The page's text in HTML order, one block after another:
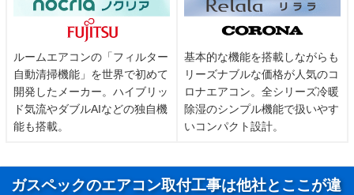
ルームエアコンの「フィルター
自動清掃機能」を世界で初めて
開発したメーカー。ハイブリッ
ド気流やダブルAIなどの独自機
能も搭載。
基本的な機能を搭載しながらも
リーズナブルな価格が人気のコ
ロナエアコン。全シリーズ冷暖
除湿のシンプル機能で扱いやす
いコンパクト設計。
ガスペックのエアコン取付工事は他社とここが違